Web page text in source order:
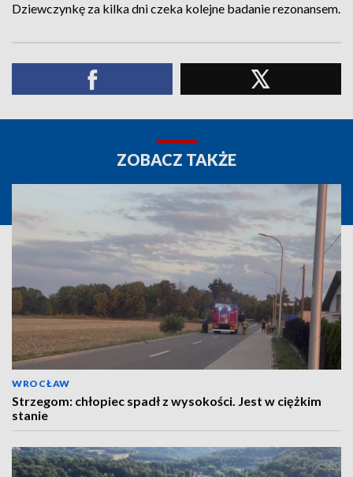
Dziewczynkę za kilka dni czeka kolejne badanie rezonansem.
ZOBACZ TAKŻE
WROCŁAW
Strzegom: chłopiec spadł z wysokości. Jest w ciężkim
stanie